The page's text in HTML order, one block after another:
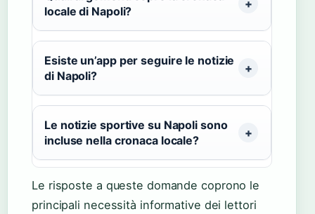
locale di Napoli?
Esiste un’app per seguire le notizie
di Napoli?
Le notizie sportive su Napoli sono
incluse nella cronaca locale?
Le risposte a queste domande coprono le
principali necessità informative dei lettori